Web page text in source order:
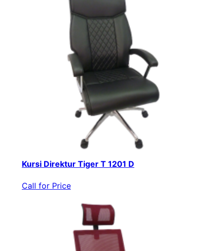
Kursi Direktur Tiger T 1201 D
Call for Price